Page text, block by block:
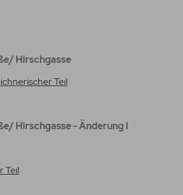
Hirschgasse
Teil
Hirschgasse - Änderung I
Teil